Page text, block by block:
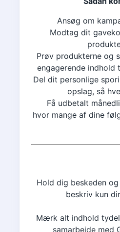
Ansøg om
Modtag dit
Prøv produkterne og
engagerende indhold
Del dit personlige
opslag, så
Få udbetalt
hvor mange af dine
Hold dig beskeden
beskriv kun
Mærk alt indhold
samarbejde med